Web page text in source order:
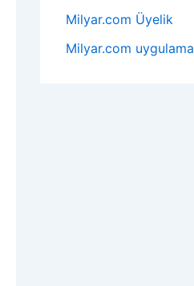
Milyar.com Üyelik
Milyar.com uygulama